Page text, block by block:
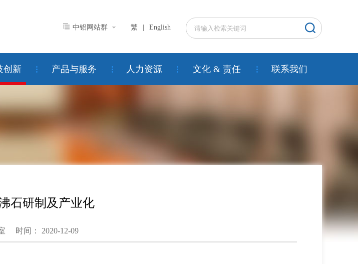
繁 English
中铝网站群
创新 产品与服务 人力资源 文化 & 责任 联系我们
石研制及产业化
时间： 2020-12-09